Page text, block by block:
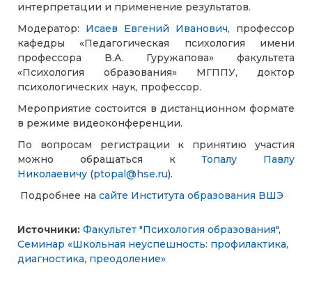
интерпретации и применение результатов.
Модератор: Исаев Евгений Иванович, профессор
кафедры «Педагогическая психология имени
профессора В.А. Гуружапова» факультета
«Психология образования» МГППУ, доктор
психологических наук, профессор.
Мероприятие состоится в дистанционном формате
в режиме видеоконференции.
По вопросам регистрации к принятию участия
можно обращаться к
Топалу Павлу
Николаевичу (ptopal@hse.ru).
Подробнее на сайте Института образования ВШЭ
Источники: Факультет "Психология образования",
Семинар «Школьная неуспешность: профилактика,
диагностика, преодоление»